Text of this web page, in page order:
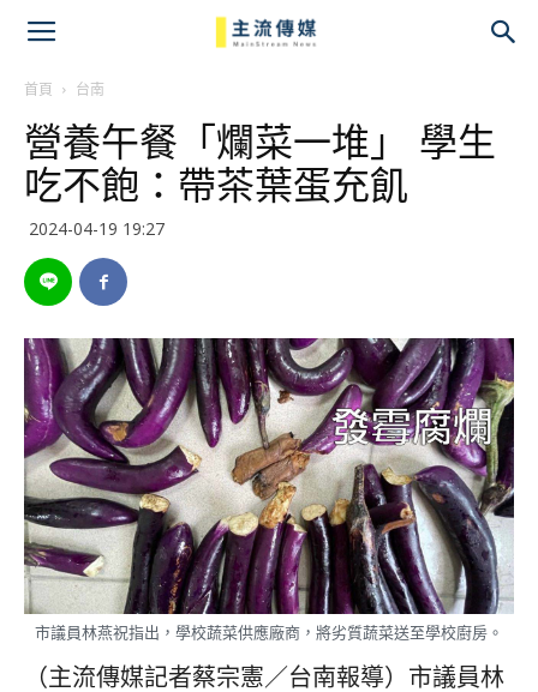
首頁 台南
營養午餐「爛菜一堆」 學生
吃不飽：帶茶葉蛋充飢
2024-04-19 19:27
市議員林燕祝指出，學校蔬菜供應廠商，將劣質蔬菜送至學校廚房。
（主流傳媒記者蔡宗憲／台南報導）市議員林